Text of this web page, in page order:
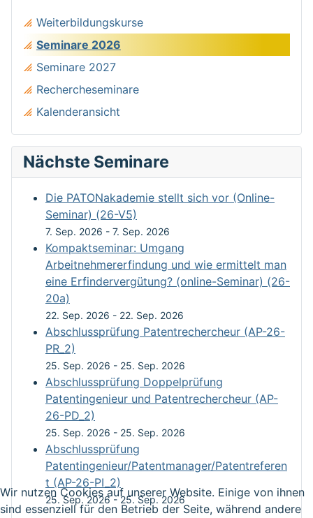
Weiterbildungskurse
Seminare 2026
Seminare 2027
Rechercheseminare
Kalenderansicht
Nächste Seminare
Die PATONakademie stellt sich vor (Online-
Seminar) (26-V5)
7. Sep. 2026 - 7. Sep. 2026
Kompaktseminar: Umgang
Arbeitnehmererfindung und wie ermittelt man
eine Erfindervergütung? (online-Seminar) (26-
20a)
22. Sep. 2026 - 22. Sep. 2026
Abschlussprüfung Patentrechercheur (AP-26-
PR_2)
25. Sep. 2026 - 25. Sep. 2026
Abschlussprüfung Doppelprüfung
Patentingenieur und Patentrechercheur (AP-
26-PD_2)
25. Sep. 2026 - 25. Sep. 2026
Abschlussprüfung
Patentingenieur/Patentmanager/Patentreferen
t (AP-26-PI_2)
25. Sep. 2026-25. Sep. 2026
Wir nutzen Cookies auf unserer Website. Einige von ihnen
sind essenziell für den Betrieb der Seite, während andere